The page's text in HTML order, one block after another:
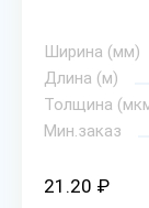
Ширина (мм)
Длина (м)
Толщина
Мин.заказ
21.20 ₽